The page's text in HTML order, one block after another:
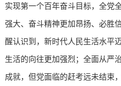
实现第一个百年奋斗目标，全党
强大、奋斗精神更加昂扬、必胜
醒认识到，新时代人民生活水平
生活的向往更加强烈；全面从严
成就，但党面临的赶考远未结束